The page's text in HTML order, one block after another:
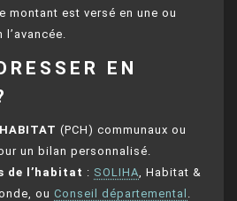
montant est versé en une ou
EN
(PCH) communaux ou
un bilan personnalisé.
de l’habitat : SOLIHA , Habitat &
ou Conseil départemental